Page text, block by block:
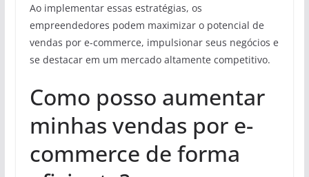
Ao implementar essas estratégias, os
empreendedores podem maximizar o potencial de
vendas por e-commerce, impulsionar seus negócios e
se destacar em um mercado altamente competitivo.
Como posso aumentar
minhas vendas por e-
commerce de forma